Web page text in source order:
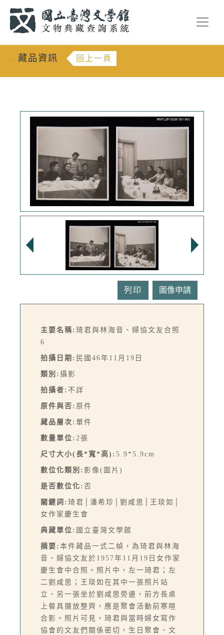
::: 藏品資訊 回上一頁
列印
主要名稱: 琦君與林海音、婦協文友合照
6
拍攝日期: 民國46年11月19日
類別: 攝影
拍攝者: 不詳
原件與否: 原件
藏品層次: 單件
數量單位: 2張
尺寸大小(長*寬*高): 5.9*5.9cm
數位化類別: 影像(圖片)
是否數位化: 否
關鍵詞: 琦君│潘希珍│劉咸思│王琰如│
女作家慶生會
典藏單位: 國立臺灣文學館
摘要: 本件藏品一式二幀，為琦君與林海
音、婦協文友於1957年11月19日女作家
慶生會中合照。照片中，左一琦君；左
二劉咸思；王琰如在其中一張照片站
立、另一張坐於劉咸思旁邊，前方長桌
上餐具擺放整齊，應是聚會活動前寒暄
合影。照片可見，琦君與當時婦女寫作
協會的文友們關係密切，生日聚會、文